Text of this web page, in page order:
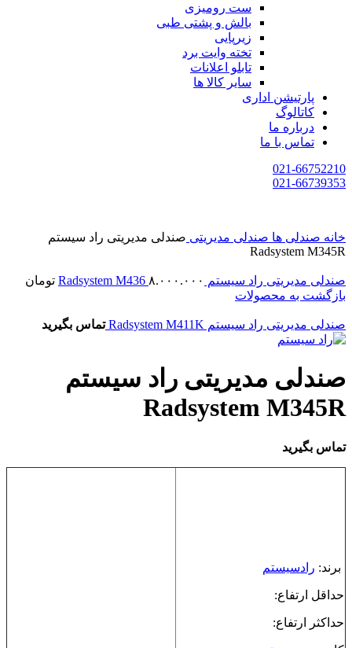
ست رومیزی
بالش و پشتی طبی
زیرپایی
تخته وایت برد
تابلو اعلانات
سایر کالا ها
پارتیشن اداری
کاتالوگ
درباره ما
تماس با ما
021-66752210
021-66739353
خانه صندلی ها صندلی مدیریتی صندلی مدیریتی راد سیستم
Radsystem M345R
صندلی مدیریتی راد سیستم Radsystem M436 ۸.۰۰۰.۰۰۰
تومان
بازگشت به محصولات
صندلی مدیریتی راد سیستم Radsystem M411K تماس بگیرید
صندلی مدیریتی راد سیستم
Radsystem M345R
تماس بگیرید
برند: رادسیستم
حداقل ارتفاع:
حداکثر ارتفاع: